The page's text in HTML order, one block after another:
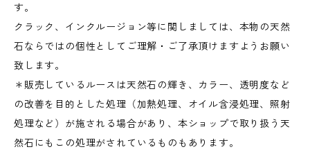
す。
クラック、インクルージョン等に関しましては、本物の天然
石ならではの個性としてご理解・ご了承頂けますようお願い
致します。
＊販売しているルースは天然石の輝き、カラー、透明度など
の改善を目的とした処理（加熱処理、オイル含浸処理、照射
処理など）が施される場合があり、本ショップで取り扱う天
然石にもこの処理がされているものもあります。